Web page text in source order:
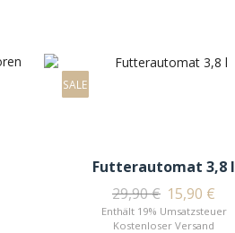
SALE
Futterautomat 3,8 l
29,90€ 15,90 €
Enthält 19% Umsatzsteuer
Kostenloser Versand